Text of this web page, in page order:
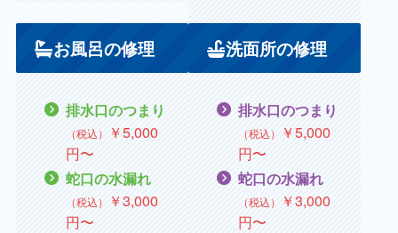
お風呂の修理
排水口のつまり
（税込） ￥5,000
円〜
蛇口の水漏れ
（税込） ￥3,000
円〜
洗面所の修理
排水口のつまり
（税込） ￥5,000
円〜
蛇口の水漏れ
（税込） ￥3,000
円〜